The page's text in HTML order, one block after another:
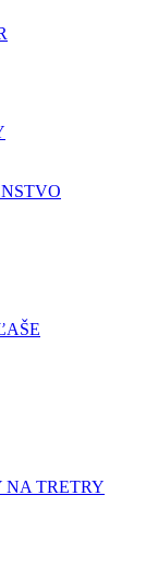
TRETRY